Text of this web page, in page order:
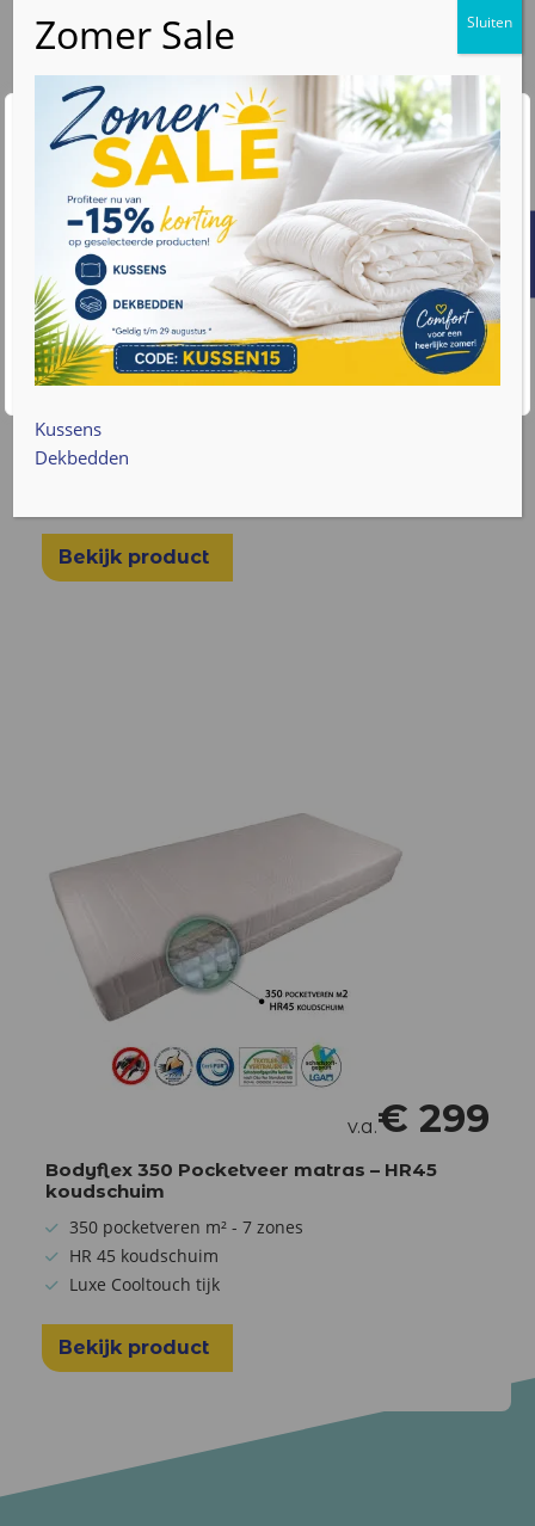
Wij waarderen uw privacy
We gebruiken cookies om uw browse-ervaring te
verbeteren, gepersonaliseerde advertenties of inhoud
weer te geven en ons verkeer te analyseren. Door op
"Alles accepteren" te klikken, gaat u akkoord met ons
gebruik van cookies. Lees meer informatie over hoe we
met uw gegevens omgaan op onze privacy policy pagina.
Cookie instellingen
Accepteren
v.a.€39,95
Bonnanotte hoeslaken jersey 260 grams met
elastan – Blauw
260 g/m² jersey
Geschikt voor topper en matras
Perfecte pasvorm dankzij elastiek rondom
Bekijk product
v.a.€ 299
Bodyflex 350 Pocketveer matras – HR45
koudschuim
350 pocketveren m² - 7 zones
HR 45 koudschuim
Luxe Cooltouch tijk
Bekijk product
Kussens
Dekbedden